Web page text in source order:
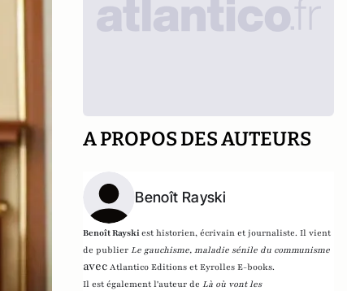
A PROPOS DES AUTEURS
Benoît Rayski
Benoît Rayskiest historien, écrivain et journaliste. Il vient
de publierLe gauchisme, maladie sénile du communisme
avecAtlantico Editions et Eyrolles E-books.
Il est également l'auteur deLà où vont les